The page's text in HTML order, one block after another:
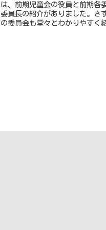
は、前期児童会の役員と前期各
委員長の紹介がありました。さ
の委員会も堂々とわかりやす